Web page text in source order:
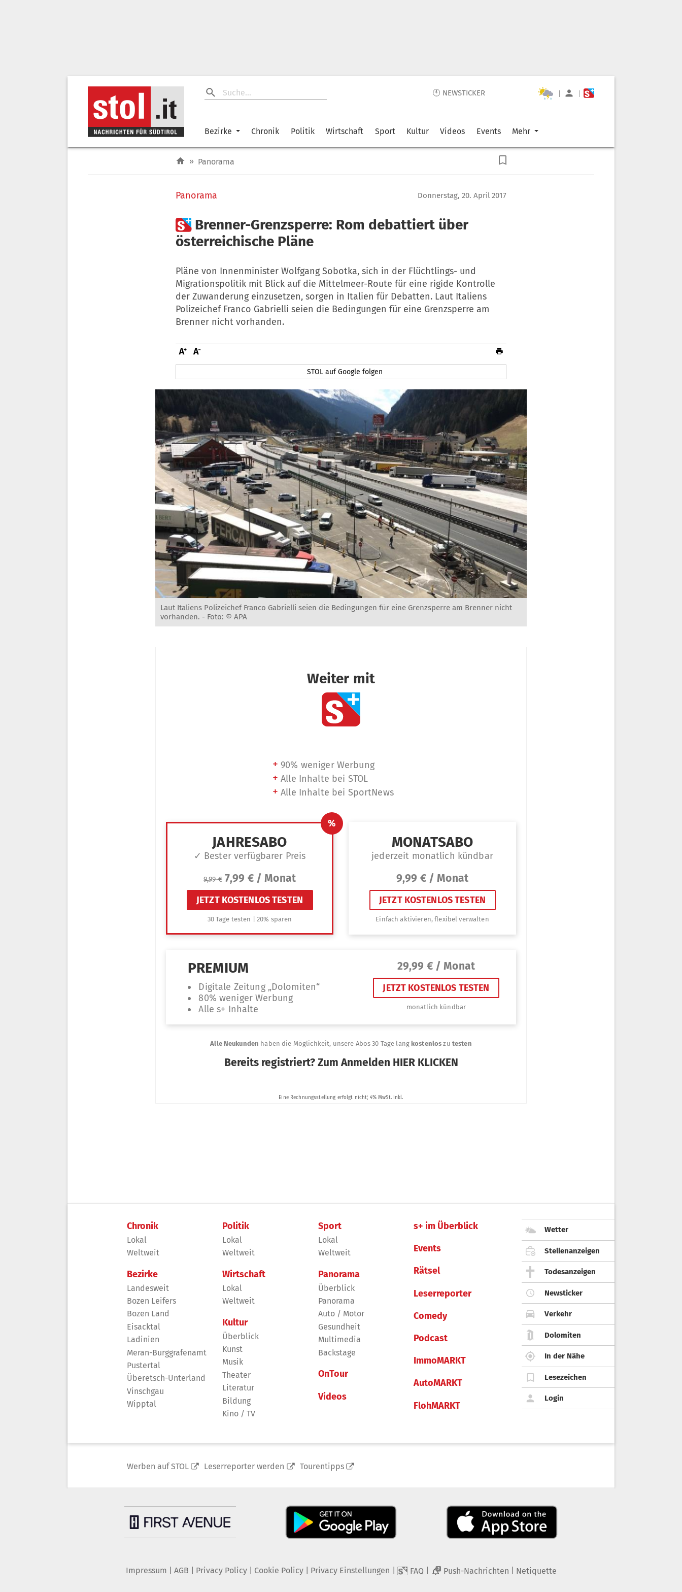
🕙 NEWSTICKER | |
Bezirke Chronik Politik Wirtschaft Sport Kultur Videos Events Mehr
» Panorama
Panorama Donnerstag, 20. April 2017
 Brenner-Grenzsperre: Rom debattiert über
österreichische Pläne
Pläne von Innenminister Wolfgang Sobotka, sich in der Flüchtlings- und
Migrationspolitik mit Blick auf die Mittelmeer-Route für eine rigide Kontrolle
der Zuwanderung einzusetzen, sorgen in Italien für Debatten. Laut Italiens
Polizeichef Franco Gabrielli seien die Bedingungen für eine Grenzsperre am
Brenner nicht vorhanden.
STOL auf Google folgen
Laut Italiens Polizeichef Franco Gabrielli seien die Bedingungen für eine Grenzsperre am Brenner nicht
vorhanden. - Foto: © APA
Chronik
Lokal
Weltweit
Bezirke
Landesweit
Bozen Leifers
Bozen Land
Eisacktal
Ladinien
Meran-Burggrafenamt
Pustertal
Überetsch-Unterland
Vinschgau
Wipptal
Politik
Lokal
Weltweit
Wirtschaft
Lokal
Weltweit
Kultur
Überblick
Kunst
Musik
Theater
Literatur
Bildung
Kino / TV
Sport
Lokal
Weltweit
Panorama
Überblick
Panorama
Auto / Motor
Gesundheit
Multimedia
Backstage
OnTour
Videos
s+ im Überblick
Events
Rätsel
Leserreporter
Comedy
Podcast
ImmoMARKT
AutoMARKT
FlohMARKT
Wetter
Stellenanzeigen
Todesanzeigen
Newsticker
Verkehr
Dolomiten
In der Nähe
Lesezeichen
Login
Werben auf STOL Leserreporter werden Tourentipps
Impressum AGB Privacy Policy| Cookie Policy| Privacy Einstellungen FAQ 2 Push-Nachrichten Netiquette